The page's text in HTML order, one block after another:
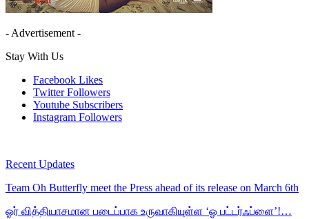
- Advertisement -
Stay With Us
Facebook Likes
Twitter Followers
Youtube Subscribers
Instagram Followers
Recent Updates
Team Oh Butterfly meet the Press ahead of its release on March 6th
ஓர் வித்தியாசமான படைப்பாக உருவாகியுள்ள ‘ஓ பட்டர்ஃப்ளை’!…